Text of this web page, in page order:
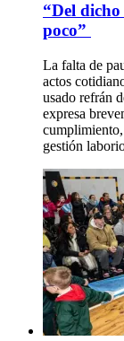
“Del
poco”
La falta de
actos
usado refrán
expresa
gestión